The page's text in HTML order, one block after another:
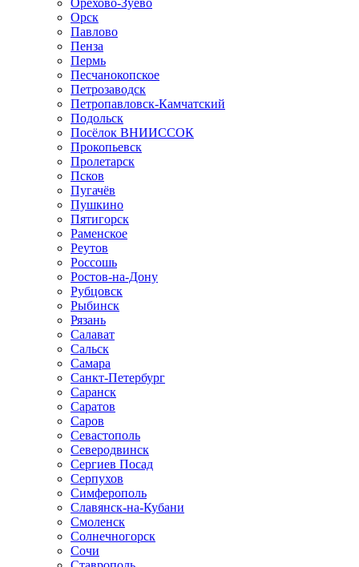
Орехово-Зуево
Орск
Павлово
Пенза
Пермь
Песчанокопское
Петрозаводск
Петропавловск-Камчатский
Подольск
Посёлок ВНИИССОК
Прокопьевск
Пролетарск
Псков
Пугачёв
Пушкино
Пятигорск
Раменское
Реутов
Россошь
Ростов-на-Дону
Рубцовск
Рыбинск
Рязань
Салават
Сальск
Самара
Санкт-Петербург
Саранск
Саратов
Саров
Севастополь
Северодвинск
Сергиев Посад
Серпухов
Симферополь
Славянск-на-Кубани
Смоленск
Солнечногорск
Сочи